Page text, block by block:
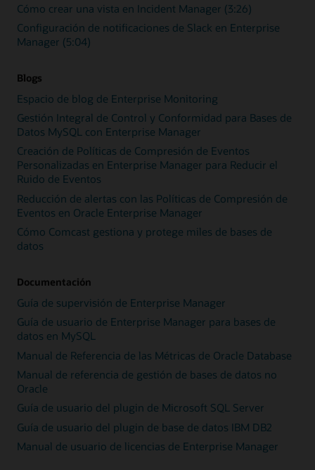
Cómo crear una vista en Incident Manager (3:26)
Configuración de notificaciones de Slack en Enterprise
Manager (5:04)
Blogs
Espacio de blog de Enterprise Monitoring
Gestión Integral de Control y Conformidad para Bases de
Datos MySQL con Enterprise Manager
Creación de Políticas de Compresión de Eventos
Personalizadas en Enterprise Manager para Reducir el
Ruido de Eventos
Reducción de alertas con las Políticas de Compresión de
Eventos en Oracle Enterprise Manager
Cómo Comcast gestiona y protege miles de bases de
datos
Documentación
Guía de supervisión de Enterprise Manager
Guía de usuario de Enterprise Manager para bases de
datos en MySQL
Manual de Referencia de las Métricas de Oracle Database
Manual de referencia de gestión de bases de datos no
Oracle
Guía de usuario del plugin de Microsoft SQL Server
Guía de usuario del plugin de base de datos IBM DB2
Manual de usuario de licencias de Enterprise Manager